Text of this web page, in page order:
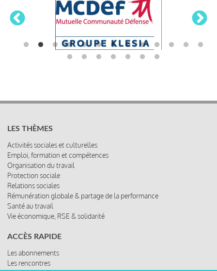
LES THÈMES
Activités sociales et culturelles
Emploi, formation et compétences
Organisation du travail
Protection sociale
Relations sociales
Rémunération globale & partage de la performance
Santé au travail
Vie économique, RSE & solidarité
ACCÈS RAPIDE
Les abonnements
Les rencontres